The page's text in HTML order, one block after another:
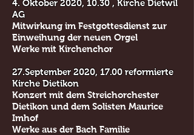
4. Oktober 2020, 10.30 , Kirche Dietwil
AG
Mitwirkung im Festgottesdienst zur
Einweihung der neuen Orgel
Werke mit Kirchenchor
27.September 2020, 17.00 reformierte
Kirche Dietikon
Konzert mit dem Streichorchester
Dietikon und dem Solisten Maurice
Imhof
Werke aus der Bach Familie